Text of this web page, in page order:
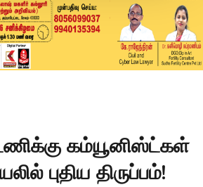
கம்யூனிஸ்ட்கள்
புதிய திருப்பம்!